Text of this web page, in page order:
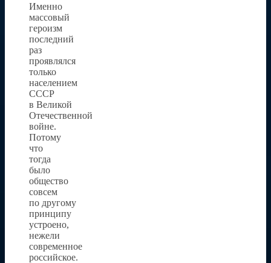
Именно
массовый
героизм
последний
раз
проявлялся
только
населением
СССР
в Великой
Отечественной
войне.
Потому
что
тогда
было
общество
совсем
по другому
принципу
устроено,
нежели
современное
российское.